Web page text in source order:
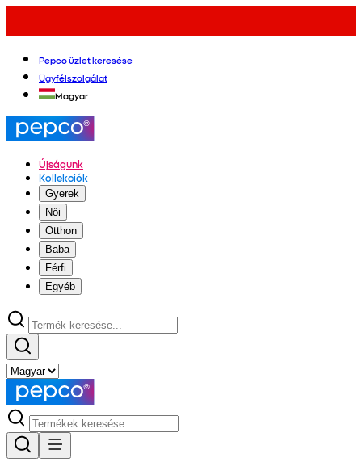
Pepco üzlet keresése
Ügyfélszolgálat
Magyar
Újságunk
Kollekciók
Gyerek
Női
Otthon
Baba
Férfi
Egyéb